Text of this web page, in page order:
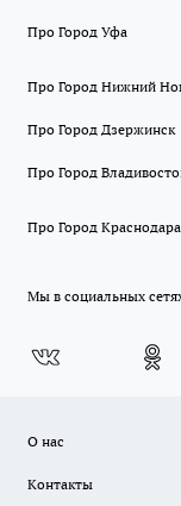
Про Город Уфа
Про Город Нижний
Про Город Дзержинск
Про Город
Про Город Краснодара
Мы в социальных
О нас
Контакты